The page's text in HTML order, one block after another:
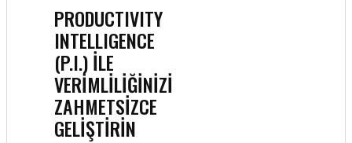
PRODUCTIVITY
INTELLIGENCE
(P.I.) İLE
VERİMLİLİĞİNİZİ
ZAHMETSİZCE
GELİŞTİRİN